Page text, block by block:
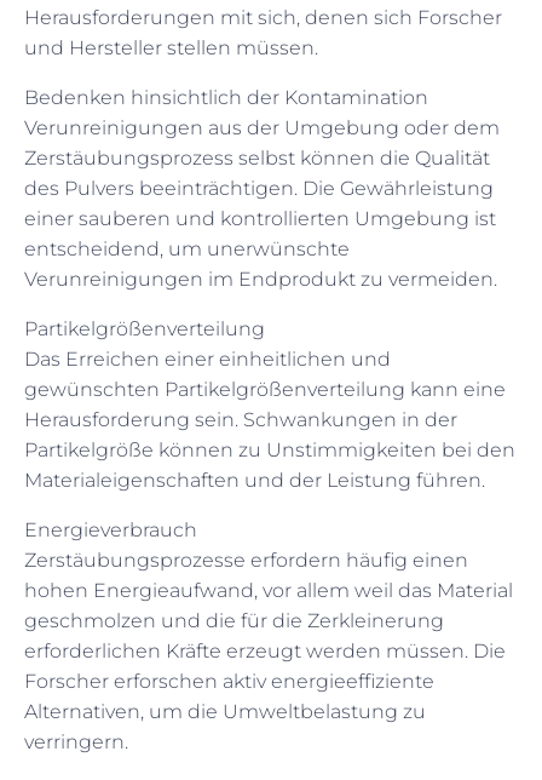
Herausforderungen mit sich, denen sich Forscher
und Hersteller stellen müssen.
Bedenken hinsichtlich der Kontamination
Verunreinigungen aus der Umgebung oder dem
Zerstäubungsprozess selbst können die Qualität
des Pulvers beeinträchtigen. Die Gewährleistung
einer sauberen und kontrollierten Umgebung ist
entscheidend, um unerwünschte
Verunreinigungen im Endprodukt zu vermeiden.
Partikelgrößenverteilung
Das Erreichen einer einheitlichen und
gewünschten Partikelgrößenverteilung kann eine
Herausforderung sein. Schwankungen in der
Partikelgröße können zu Unstimmigkeiten bei den
Materialeigenschaften und der Leistung führen.
Energieverbrauch
Zerstäubungsprozesse erfordern häufig einen
hohen Energieaufwand, vor allem weil das Material
geschmolzen und die für die Zerkleinerung
erforderlichen Kräfte erzeugt werden müssen. Die
Forscher erforschen aktiv energieeffiziente
Alternativen, um die Umweltbelastung zu
verringern.